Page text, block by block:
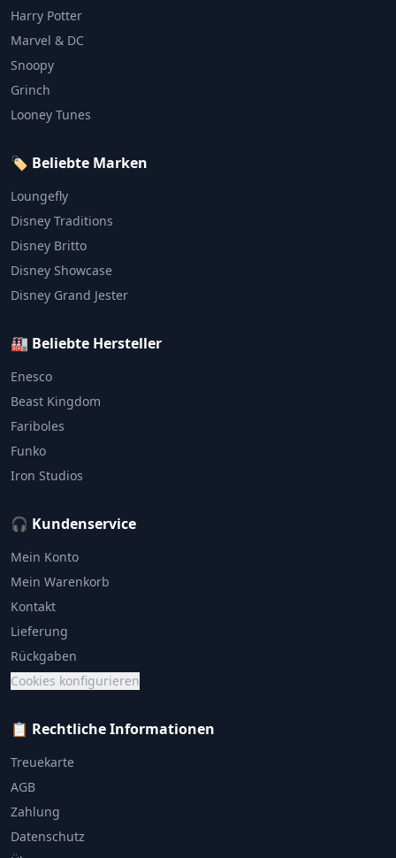
Harry Potter
Marvel & DC
Snoopy
Grinch
Looney Tunes
🏷️ Beliebte Marken
Loungefly
Disney Traditions
Disney Britto
Disney Showcase
Disney Grand Jester
🏭 Beliebte Hersteller
Enesco
Beast Kingdom
Fariboles
Funko
Iron Studios
🎧 Kundenservice
Mein Konto
Mein Warenkorb
Kontakt
Lieferung
Rückgaben
Cookies konfigurieren
📋 Rechtliche Informationen
Treuekarte
AGB
Zahlung
Datenschutz